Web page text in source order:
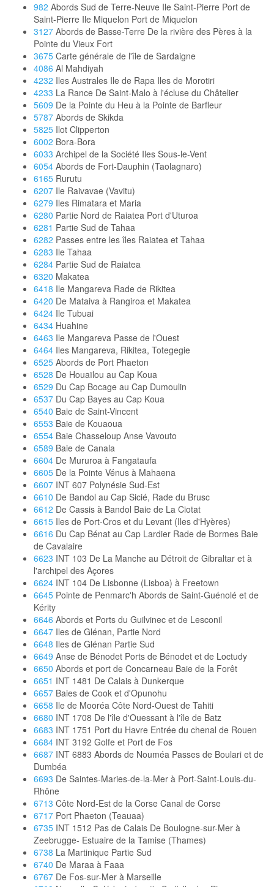
982 Abords Sud de Terre-Neuve Ile Saint-Pierre Port de
Saint-Pierre Ile Miquelon Port de Miquelon
3127 Abords de Basse-Terre De la rivière des Pères à la
Pointe du Vieux Fort
3675 Carte générale de l'île de Sardaigne
4086 Al Mahdiyah
4232 Iles Australes Ile de Rapa Iles de Morotiri
4233 La Rance De Saint-Malo à l'écluse du Châtelier
5609 De la Pointe du Heu à la Pointe de Barfleur
5787 Abords de Skikda
5825 Ilot Clipperton
6002 Bora-Bora
6033 Archipel de la Société Iles Sous-le-Vent
6054 Abords de Fort-Dauphin (Taolagnaro)
6165 Rurutu
6207 Ile Raivavae (Vavitu)
6279 Iles Rimatara et Maria
6280 Partie Nord de Raiatea Port d'Uturoa
6281 Partie Sud de Tahaa
6282 Passes entre les îles Raiatea et Tahaa
6283 Ile Tahaa
6284 Partie Sud de Raiatea
6320 Makatea
6418 Ile Mangareva Rade de Rikitea
6420 De Mataiva à Rangiroa et Makatea
6424 Ile Tubuai
6434 Huahine
6463 Ile Mangareva Passe de l'Ouest
6464 Iles Mangareva, Rikitea, Totegegie
6525 Abords de Port Phaeton
6528 De Houaïlou au Cap Koua
6529 Du Cap Bocage au Cap Dumoulin
6537 Du Cap Bayes au Cap Koua
6540 Baie de Saint-Vincent
6553 Baie de Kouaoua
6554 Baie Chasseloup Anse Vavouto
6589 Baie de Canala
6604 De Mururoa à Fangataufa
6605 De la Pointe Vénus à Mahaena
6607 INT 607 Polynésie Sud-Est
6610 De Bandol au Cap Sicié, Rade du Brusc
6612 De Cassis à Bandol Baie de La Ciotat
6615 Iles de Port-Cros et du Levant (Iles d'Hyères)
6616 Du Cap Bénat au Cap Lardier Rade de Bormes Baie
de Cavalaire
6623 INT 103 De La Manche au Détroit de Gibraltar et à
l'archipel des Açores
6624 INT 104 De Lisbonne (Lisboa) à Freetown
6645 Pointe de Penmarc'h Abords de Saint-Guénolé et de
Kérity
6646 Abords et Ports du Guilvinec et de Lesconil
6647 Iles de Glénan, Partie Nord
6648 Iles de Glénan Partie Sud
6649 Anse de Bénodet Ports de Bénodet et de Loctudy
6650 Abords et port de Concarneau Baie de la Forêt
6651 INT 1481 De Calais à Dunkerque
6657 Baies de Cook et d'Opunohu
6658 Ile de Mooréa Côte Nord-Ouest de Tahiti
6680 INT 1708 De l'île d'Ouessant à l'île de Batz
6683 INT 1751 Port du Havre Entrée du chenal de Rouen
6684 INT 3192 Golfe et Port de Fos
6687 INT 6883 Abords de Nouméa Passes de Boulari et de
Dumbéa
6693 De Saintes-Maries-de-la-Mer à Port-Saint-Louis-du-
Rhône
6713 Côte Nord-Est de la Corse Canal de Corse
6717 Port Phaeton (Teauaa)
6735 INT 1512 Pas de Calais De Boulogne-sur-Mer à
Zeebrugge- Estuaire de la Tamise (Thames)
6738 La Martinique Partie Sud
6740 De Maraa à Faaa
6767 De Fos-sur-Mer à Marseille